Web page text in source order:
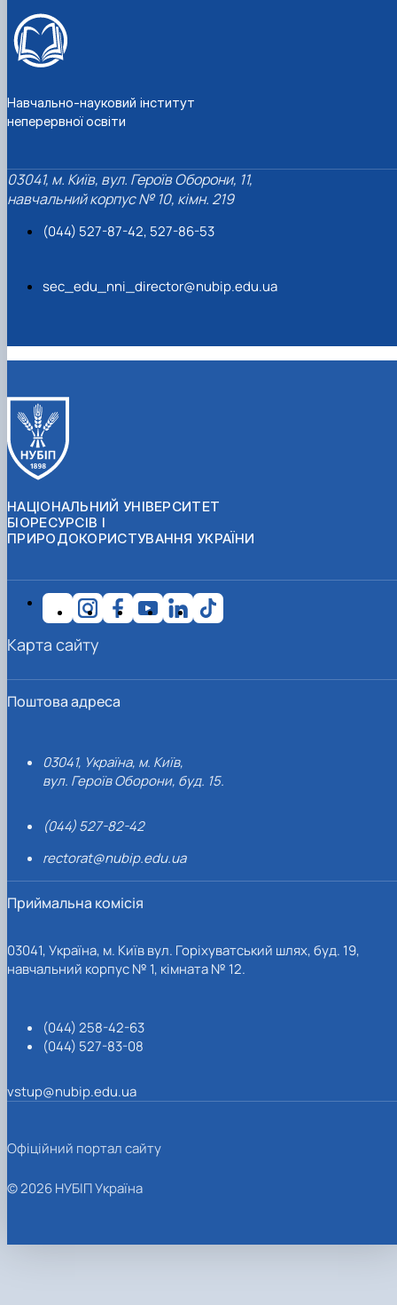
Навчально-науковий інститут
неперервної освіти
03041, м. Київ, вул. Героїв Оборони, 11,
навчальний корпус № 10, кімн. 219
(044) 527-87-42, 527-86-53
sec_edu_nni_director@nubip.edu.ua
НАЦІОНАЛЬНИЙ УНІВЕРСИТЕТ
БІОРЕСУРСІВ І
ПРИРОДОКОРИСТУВАННЯ УКРАЇНИ
Поштова адреса
03041, Україна, м. Київ,
вул. Героїв Оборони, буд. 15.
(044) 527-82-42
rectorat@nubip.edu.ua
Приймальна комісія
03041, Україна, м. Київ вул. Горіхуватський шлях, буд. 19,
навчальний корпус № 1, кімната № 12.
(044) 258-42-63
(044) 527-83-08
vstup@nubip.edu.ua
Карта сайту
Офіційний портал сайту
© 2026 НУБІП Україна